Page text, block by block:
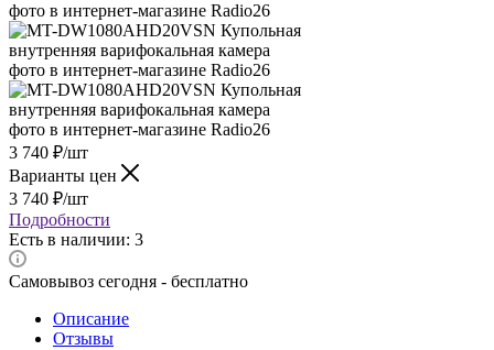
3 740 ₽/шт
Варианты цен
3 740 ₽/шт
Подробности
Есть в наличии: 3
Самовывоз сегодня - бесплатно
Описание
Отзывы